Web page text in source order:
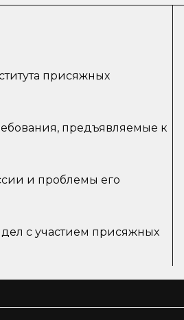
присяжных
предъявляемые к
и проблемы его
с участием присяжных